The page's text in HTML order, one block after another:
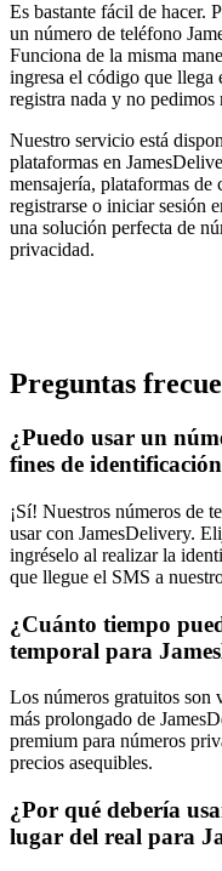
Es bastante fácil de hacer.
un número de teléfono
Funciona de la misma
ingresa el código que
registra nada y no pedimos
Nuestro servicio está
plataformas en
mensajería, plataformas de
registrarse o iniciar sesión
una solución perfecta de
privacidad.
Preguntas
¿Puedo usar un
fines de
¡Sí! Nuestros números de
usar con JamesDelivery.
ingréselo al realizar la
que llegue el SMS a
¿Cuánto tiempo
temporal para
Los números gratuitos son
más prolongado de
premium para números
precios asequibles.
¿Por qué debería
lugar del real para